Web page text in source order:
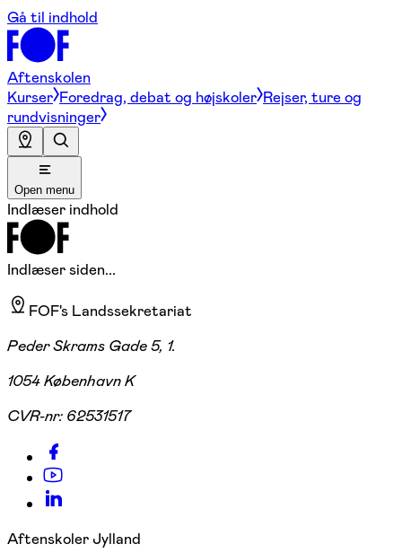
Gå til indhold
Aftenskolen
Kurser Foredrag, debat og højskoler Rejser, ture og
rundvisninger
Open menu
Indlæser indhold
Indlæser siden...
FOF's Landssekretariat
Peder Skrams Gade 5, 1.
1054 København K
CVR-nr: 62531517
Aftenskoler Jylland